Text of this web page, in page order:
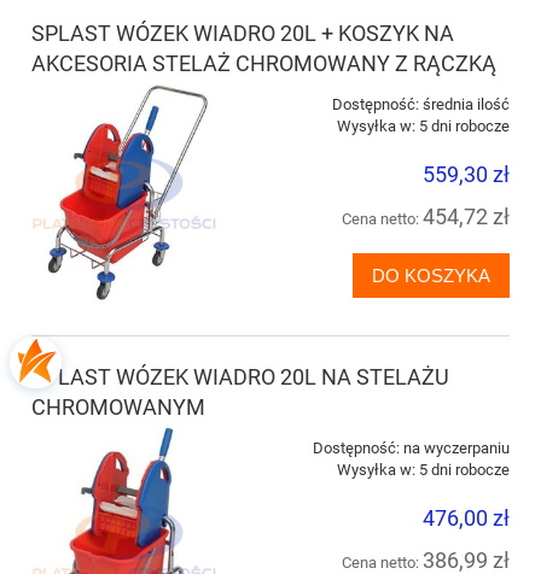
SPLAST WÓZEK WIADRO 20L + KOSZYK NA
AKCESORIA STELAŻ CHROMOWANY Z RĄCZKĄ
Dostępność: średnia ilość
Wysyłka w: 5 dni robocze
559,30 zł
Cena netto: 454,72 zł
DO KOSZYKA
SPLAST WÓZEK WIADRO 20L NA STELAŻU
CHROMOWANYM
Dostępność: na wyczerpaniu
Wysyłka w: 5 dni robocze
476,00 zł
Cena netto: 386,99 zł